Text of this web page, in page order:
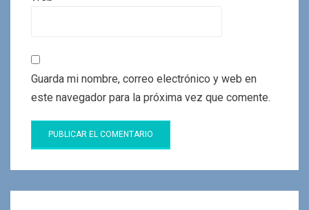
Guarda mi nombre, correo electrónico y web en
este navegador para la próxima vez que comente.